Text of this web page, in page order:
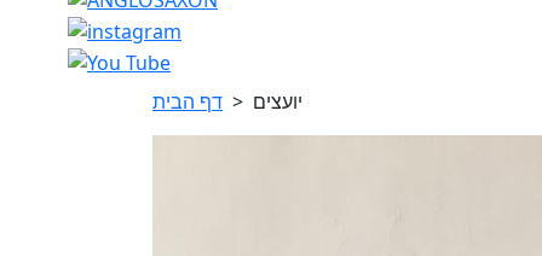
דף הבית > יועצים